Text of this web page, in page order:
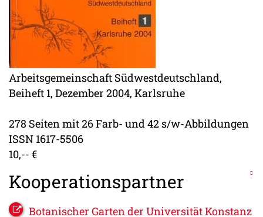
Arbeitsgemeinschaft Südwestdeutschland,
Beiheft 1, Dezember 2004, Karlsruhe
278 Seiten mit 26 Farb- und 42 s/w-Abbildungen
ISSN 1617-5506
10,-- €
Kooperationspartner
Botanischer Garten der Universität Konstanz